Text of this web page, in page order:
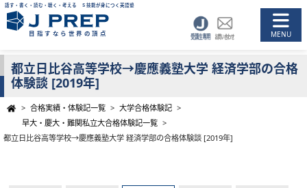
話す・書く・読む・聴く・考える ５技能が身につく英語塾
目指すなら世界の頂点
都立日比谷高等学校→慶應義塾大学 経済学部の合格
体験談 [2019年]
> 合格実績・体験記一覧 > 大学合格体験記 >
早大・慶大・難関私立大合格体験記一覧 >
都立日比谷高等学校→慶應義塾大学 経済学部の合格体験談 [2019年]